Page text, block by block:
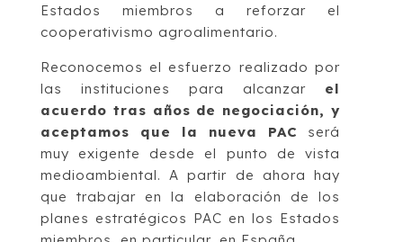
Estados miembros a reforzar el
cooperativismo agroalimentario.
Reconocemos el esfuerzo realizado por
las instituciones para alcanzar el
acuerdo tras años de negociación, y
aceptamos que la nueva PAC
será
muy exigente desde el punto de vista
medioambiental. A partir de ahora hay
que trabajar en la elaboración de los
planes estratégicos PAC en los Estados